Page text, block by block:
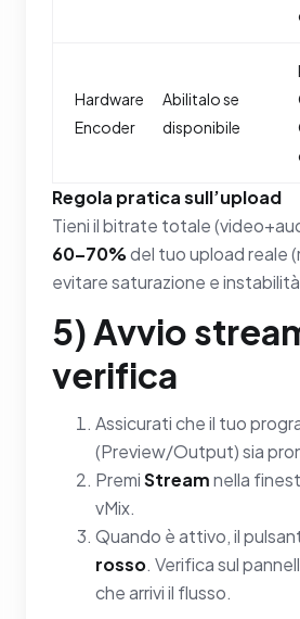
Hardware
Encoder
Abilitalo se
disponibile
Regola pratica sull’upload
Tieni il bitrate totale
60–70%del tuo upload reale
evitare saturazione e
5) Avvio
verifica
Assicurati che il tuo
(Preview/Output) sia
PremiStreamnella
vMix.
Quando è attivo, il
rosso. Verifica sul
che arrivi il flusso.